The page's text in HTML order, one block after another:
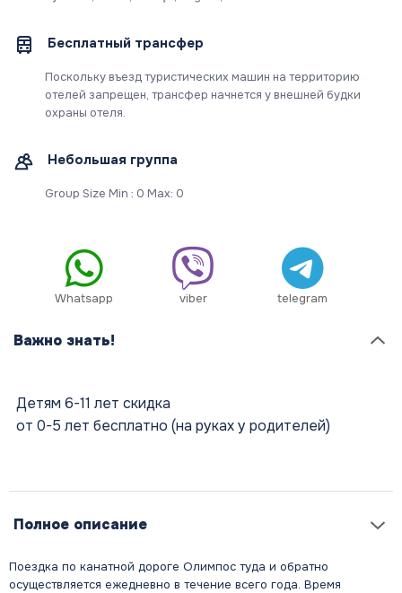
Бесплатный трансфер
Поскольку въезд туристических машин на территорию
отелей запрещен, трансфер начнется у внешней будки
охраны отеля.
Небольшая группа
Group Size Min : 0 Max: 0
Whatsapp viber telegram
Важно знать!
Детям 6-11 лет скидка
от 0-5 лет бесплатно (на руках у родителей)
Полное описание
Поездка по канатной дороге Олимпос туда и обратно
осуществляется ежедневно в течение всего года. Время